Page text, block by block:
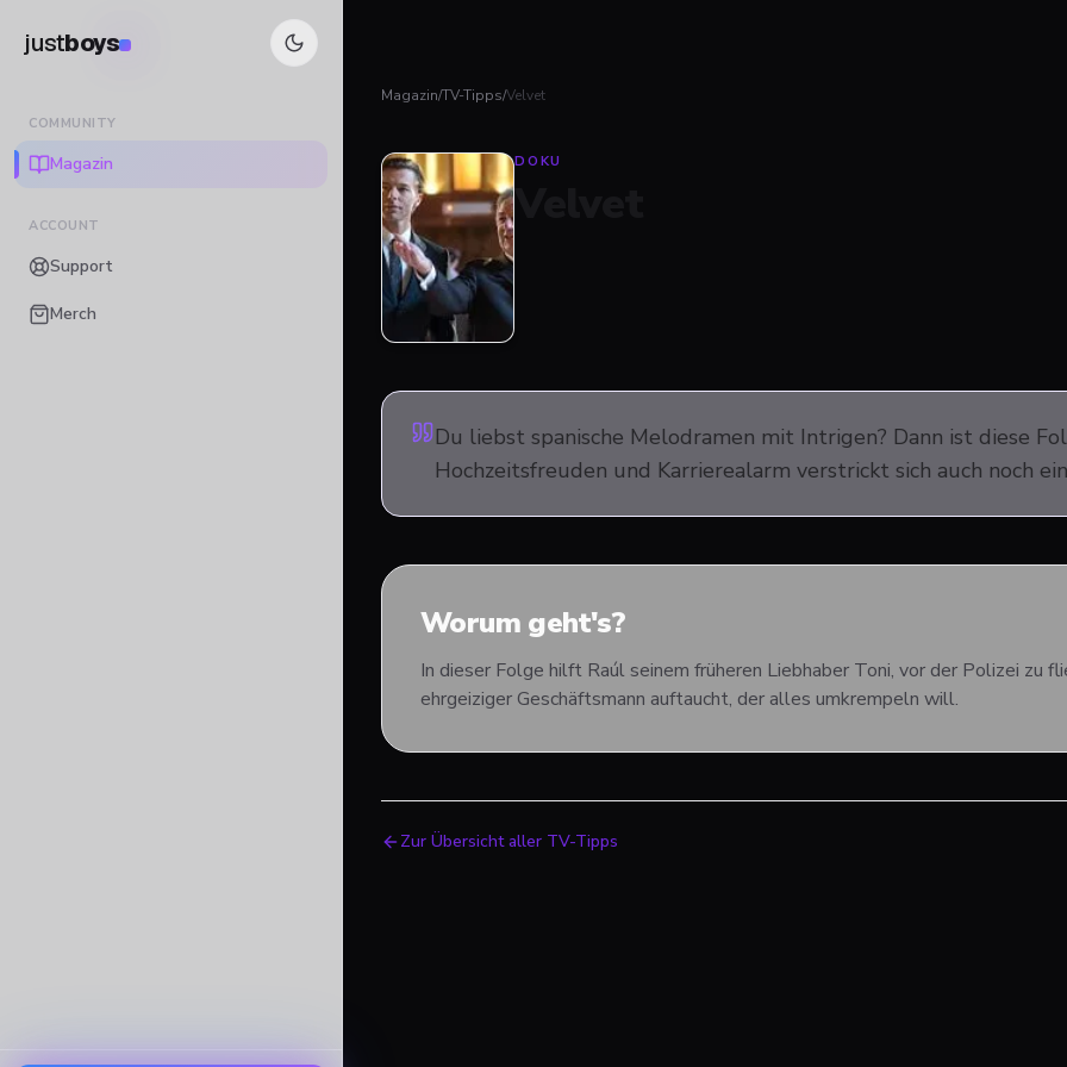
justboys
COMMUNITY
Magazin
ACCOUNT
Support
Merch
Magazin/TV-Tipps/Velvet
DOKU
Du liebst spanische Melodramen mit Intrigen? Dann ist diese
Hochzeitsfreuden und Karrierealarm verstrickt sich auch noch
Worum geht's?
In dieser Folge hilft Raúl seinem früheren Liebhaber Toni, vor der Polizei zu
ehrgeiziger Geschäftsmann auftaucht, der alles umkrempeln will.
Zur Übersicht aller TV-Tipps